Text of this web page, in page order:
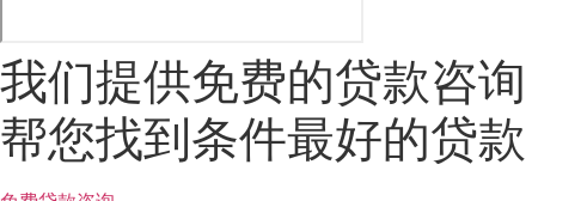
我们提供免费的贷款咨询
帮您找到条件最好的贷款